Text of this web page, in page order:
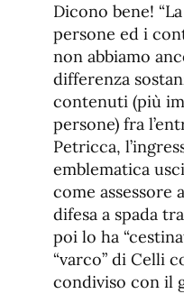
Dicono bene!
persone ed i
non abbiamo
differenza
contenuti (più
persone) fra
Petricca,
emblematica
come assessore
difesa a spada
poi lo ha
“varco” di Celli
condiviso con il